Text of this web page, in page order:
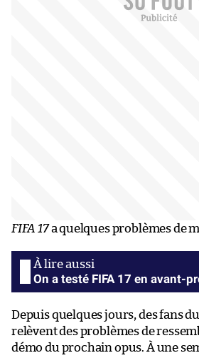
FIFA 17a quelques problèmes de
On a testé FIFA 17 en avant-
Depuis quelques jours, des fans
relèvent des problèmes de
démo du prochain opus. À une